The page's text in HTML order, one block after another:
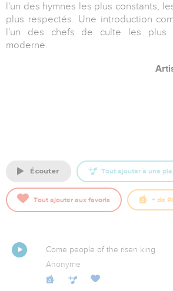
l'un des hymnes les plus constants,
plus respectés. Une introduction
l'un des chefs de culte les plus
moderne.
écouter Tout ajouter à une
Tout ajouter aux favoris +de
Come people of the risen king
Anonyme